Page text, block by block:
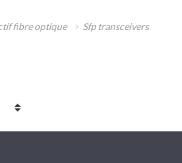
fibre optique Sfp transceivers